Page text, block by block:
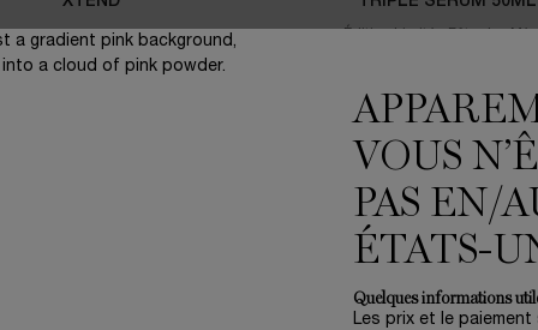
4.3 (137)
CRÈME RÉNERGIE COLLAGEN+ LIFT-XTEND
for
Nouveau
AJOUTER AU PANIER
VOUS
PAS EN/
ÉTATS-
Quelques informations
Les prix et le